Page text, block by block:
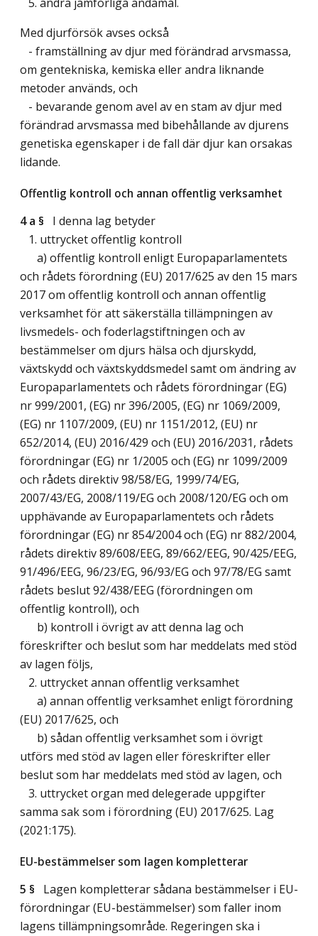
Med djurförsök avses också
- framställning av djur med förändrad arvsmassa,
om gentekniska, kemiska eller andra liknande
metoder används, och
- bevarande genom avel av en stam av djur med
förändrad arvsmassa med bibehållande av djurens
genetiska egenskaper i de fall där djur kan orsakas
lidande.
Offentlig kontroll och annan offentlig verksamhet
4 a § I denna lag betyder
1. uttrycket offentlig kontroll
a) offentlig kontroll enligt Europaparlamentets
och rådets förordning (EU) 2017/625 av den 15 mars
2017 om offentlig kontroll och annan offentlig
verksamhet för att säkerställa tillämpningen av
livsmedels- och foderlagstiftningen och av
bestämmelser om djurs hälsa och djurskydd,
växtskydd och växtskyddsmedel samt om ändring av
Europaparlamentets och rådets förordningar (EG)
nr 999/2001, (EG) nr 396/2005, (EG) nr 1069/2009,
(EG) nr 1107/2009, (EU) nr 1151/2012, (EU) nr
652/2014, (EU) 2016/429 och (EU) 2016/2031, rådets
förordningar (EG) nr 1/2005 och (EG) nr 1099/2009
och rådets direktiv 98/58/EG, 1999/74/EG,
2007/43/EG, 2008/119/EG och 2008/120/EG och om
upphävande av Europaparlamentets och rådets
förordningar (EG) nr 854/2004 och (EG) nr 882/2004,
rådets direktiv 89/608/EEG, 89/662/EEG, 90/425/EEG,
91/496/EEG, 96/23/EG, 96/93/EG och 97/78/EG samt
rådets beslut 92/438/EEG (förordningen om
offentlig kontroll), och
b) kontroll i övrigt av att denna lag och
föreskrifter och beslut som har meddelats med stöd
av lagen följs,
2. uttrycket annan offentlig verksamhet
a) annan offentlig verksamhet enligt förordning
(EU) 2017/625, och
b) sådan offentlig verksamhet som i övrigt
utförs med stöd av lagen eller föreskrifter eller
beslut som har meddelats med stöd av lagen, och
3. uttrycket organ med delegerade uppgifter
samma sak som i förordning (EU) 2017/625. Lag
(2021:175).
EU-bestämmelser som lagen kompletterar
5 § Lagen kompletterar sådana bestämmelser i EU-
förordningar (EU-bestämmelser) som faller inom
lagens tillämpningsområde. Regeringen ska i